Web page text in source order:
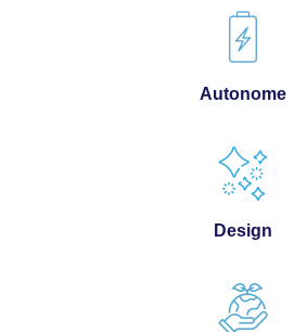
Autonome
Design